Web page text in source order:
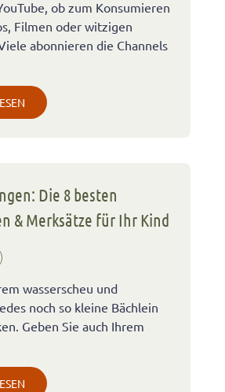
ob zum Konsumieren
Filmen oder witzigen
abonnieren die Channels
Die 8 besten
& Merksätze für Ihr Kind
wasserscheu und
noch so kleine Bächlein
Geben Sie auch Ihrem